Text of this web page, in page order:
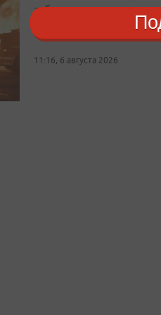
заброшенном здании
Общая площадь
11:16, 6 августа 2026